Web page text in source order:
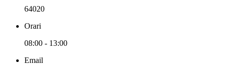
64020
Orari
08:00 - 13:00
Email